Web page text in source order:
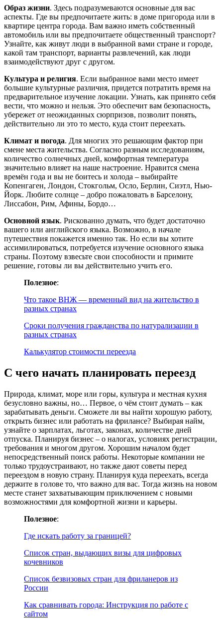
Образ жизни. Здесь подразумеваются основные для вас
аспекты. Где вы предпочитаете жить: в доме пригорода или в
квартире центра города. Вам важно иметь собственный
автомобиль или вы предпочитаете общественный транспорт?
Узнайте, как живут люди в выбранной вами стране и городе,
какой там транспорт, варианты развлечений, как люди
взаимодействуют друг с другом.
Культура и религия. Если выбранное вами место имеет
большие культурные различия, придется потратить время на
предварительное изучение локации. Узнать, как принято себя
вести, что можно и нельзя. Это обеспечит вам безопасность,
убережет от неожиданных сюрпризов, позволит понять,
действительно ли это то место, куда стоит переехать.
Климат и погода. Для многих это решающим фактор при
смене места жительства. Согласно разным исследованиям,
количество солнечных дней, комфортная температура
значительно влияет на наше настроение. Нравится смена
времён года и вы не боитесь и холода – выбирайте
Копенгаген, Лондон, Стокгольм, Осло, Берлин, Сиэтл, Нью-
Йорк. Любите солнце – добро пожаловать в Барселону,
Лиссабон, Рим, Афины, Бордо…
Основной язык. Рискованно думать, что будет достаточно
вашего или английского языка. Возможно, в начале
путешествия покажется именно так. Но если вы хотите
ассимилироваться, потребуется изучение основного языка
страны. Поэтому взвесьте свои способности и примите
решение, готовы ли вы действительно учить его.
Полезное:
Что такое ВНЖ — временный вид на жительство в
разных странах
Сроки получения гражданства по натурализации в
разных странах
Калькулятор стоимости переезда
С чего начать планировать переезд
Природа, климат, море или горы, культура и местная кухня
безусловно важны, но… Первое, о чём стоит думать – как
зарабатывать деньги. Сможете ли вы найти хорошую работу,
открыть бизнес или работать на фрилансе? Выбирая найм,
узнайте о зарплатах, льготах, законах, количестве дней
отпуска. Планируя бизнес – о налогах, условиях регистрации,
требования и многом другом. Хорошим началом будет
непосредственный поиск работы. Некоторые компании не
только трудоустраивают, но также дают советы перед
переездом в новую страну. Планируя куда переехать, всегда
держите в голове то, что важно для вас. Тогда жизнь на новом
месте станет захватывающим приключением с новыми
возможностями для комфортной жизни и карьеры.
Полезное:
Где искать работу за границей?
Список стран, выдающих визы для цифровых
кочевников
Список безвизовых стран для фриланеров из
России
Как сравнивать города: Инструкция по работе с
сайтом